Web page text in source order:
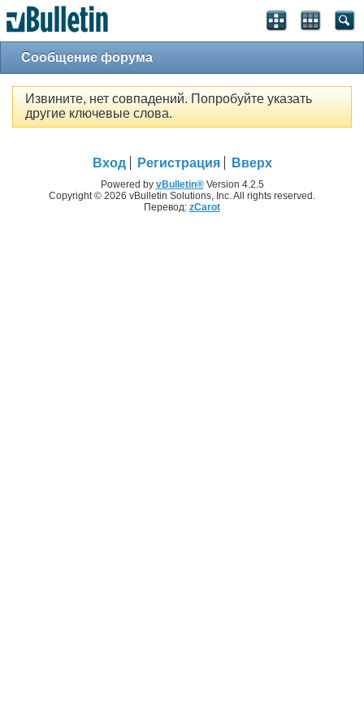
Сообщение форума
Извините, нет совпадений. Попробуйте указать
другие ключевые слова.
Вход Регистрация Вверх
Powered by vBulletin®Version 4.2.5
Copyright © 2026 vBulletin Solutions, Inc. All rights reserved.
Перевод: zCarot